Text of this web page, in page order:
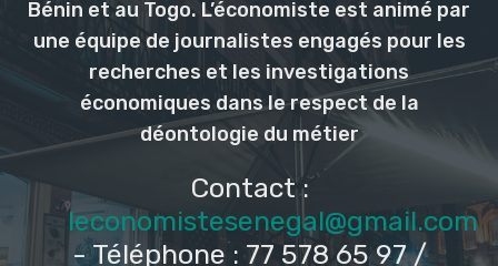
Bénin et au Togo. L’économiste est animé par
une équipe de journalistes engagés pour les
recherches et les investigations
économiques dans le respect de la
déontologie du métier
Contact :
leconomistesenegal@gmail.com
- Téléphone : 77 578 65 97 /